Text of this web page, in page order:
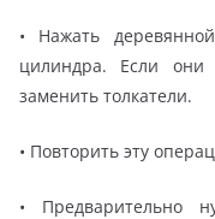
• Нажать
цилиндра. Если
заменить толкатели.
• Повторить эту
• Предварительно